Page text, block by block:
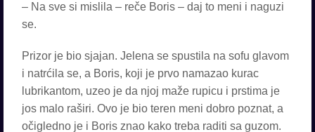
– Na sve si mislila – reče Boris – daj to meni i naguzi
se.
Prizor je bio sjajan. Jelena se spustila na sofu glavom
i natrćila se, a Boris, koji je prvo namazao kurac
lubrikantom, uzeo je da njoj maže rupicu i prstima je
jos malo raširi. Ovo je bio teren meni dobro poznat, a
očigledno je i Boris znao kako treba raditi sa guzom.